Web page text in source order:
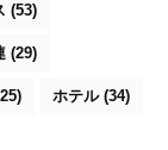
(53)
(29)
ホテル(34)